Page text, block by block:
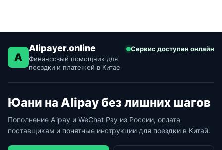
A
Alipayer.online
Финансовый помощник для
поездки и платежей в Китае
Сервис доступен онлайн
Юани на Alipay без лишних шагов
Пополнение Alipay и WeChat Pay из России, оплата
поставщикам и понятные инструкции для поездки в Китай.